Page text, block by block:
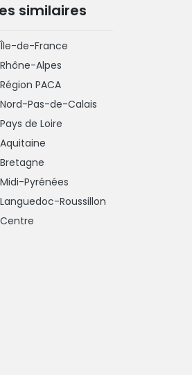
similaires
de-France
Alpes
PACA
Pas-de-Calais
de Loire
Pyrénées
Roussillon